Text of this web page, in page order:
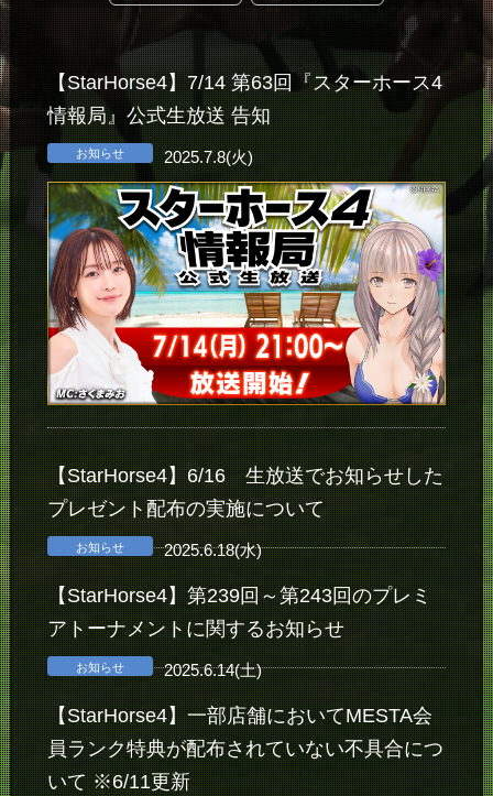
【StarHorse4】7/14 第63回『スターホース4
情報局』公式生放送 告知
お知らせ 2025.7.8(火)
【StarHorse4】6/16 生放送でお知らせした
プレゼント配布の実施について
お知らせ 2025.6.18(水)
【StarHorse4】第239回～第243回のプレミ
アトーナメントに関するお知らせ
お知らせ 2025.6.14(土)
【StarHorse4】一部店舗においてMESTA会
員ランク特典が配布されていない不具合につ
いて ※6/11更新